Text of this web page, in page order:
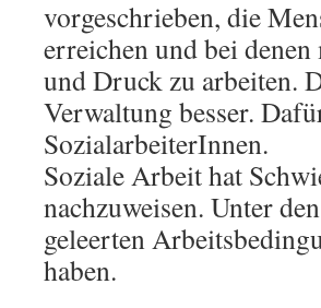
vorgeschrieben, die
erreichen und bei
und Druck zu arbeiten.
Verwaltung besser.
SozialarbeiterInnen.
Soziale Arbeit hat
nachzuweisen. Unter
geleerten
haben.